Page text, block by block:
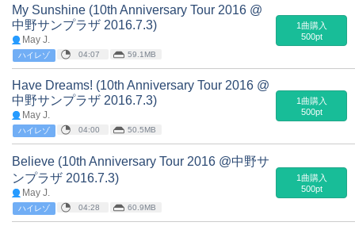
My Sunshine (10th Anniversary Tour 2016 @
中野サンプラザ 2016.7.3)
May J.
ハイレゾ 04:07 59.1MB
1曲購入
500pt
Have Dreams! (10th Anniversary Tour 2016 @
中野サンプラザ 2016.7.3)
May J.
ハイレゾ 04:00 50.5MB
1曲購入
500pt
Believe (10th Anniversary Tour 2016 @中野サ
ンプラザ 2016.7.3)
May J.
ハイレゾ 04:28 60.9MB
1曲購入
500pt